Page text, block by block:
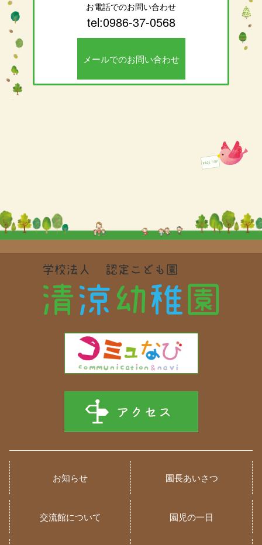
お電話でのお問い合わせ
tel:0986-37-0568
メールでのお問い合わせ
お知らせ 園長あいさつ
交流館について 園児の一日